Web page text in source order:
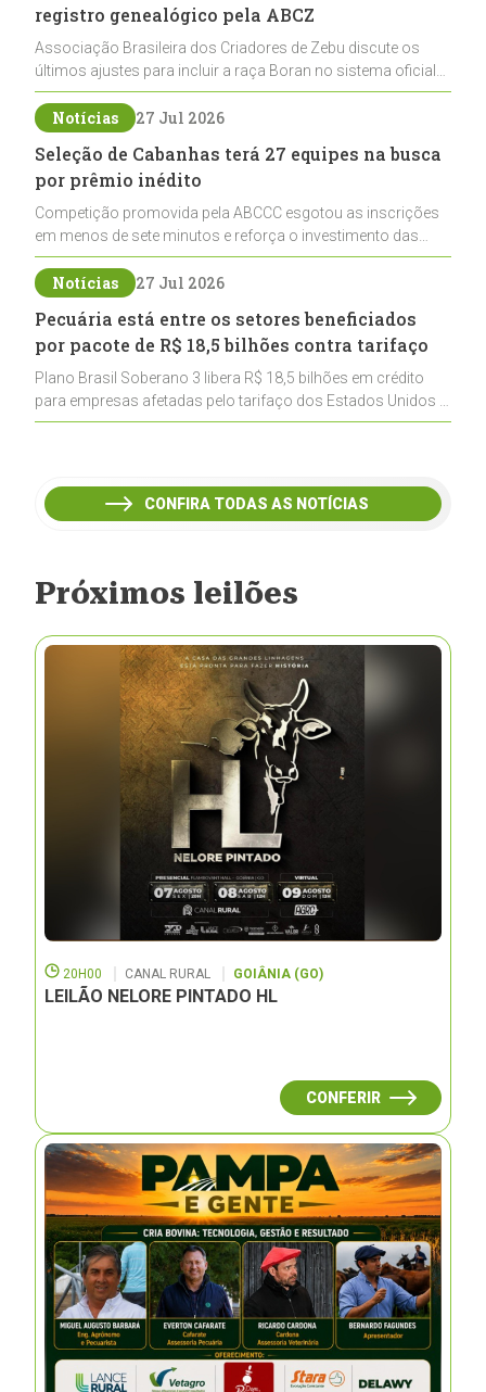
registro genealógico pela ABCZ
Associação Brasileira dos Criadores de Zebu discute os
últimos ajustes para incluir a raça Boran no sistema oficial
de registros, abrindo caminho para sua expansão na
pecuária nacional
Notícias 27 Jul 2026
Seleção de Cabanhas terá 27 equipes na busca
por prêmio inédito
Competição promovida pela ABCCC esgotou as inscrições
em menos de sete minutos e reforça o investimento das
cabanhas na seleção genética de Cavalos Crioulos voltados
ao laço
Notícias 27 Jul 2026
Pecuária está entre os setores beneficiados
por pacote de R$ 18,5 bilhões contra tarifaço
Plano Brasil Soberano 3 libera R$ 18,5 bilhões em crédito
para empresas afetadas pelo tarifaço dos Estados Unidos e
inclui a pecuária entre os setores estratégicos
CONFIRA TODAS AS NOTÍCIAS
Próximos leilões
20H00 CANAL RURAL GOIÂNIA (GO)
LEILÃO NELORE PINTADO HL
CONFERIR